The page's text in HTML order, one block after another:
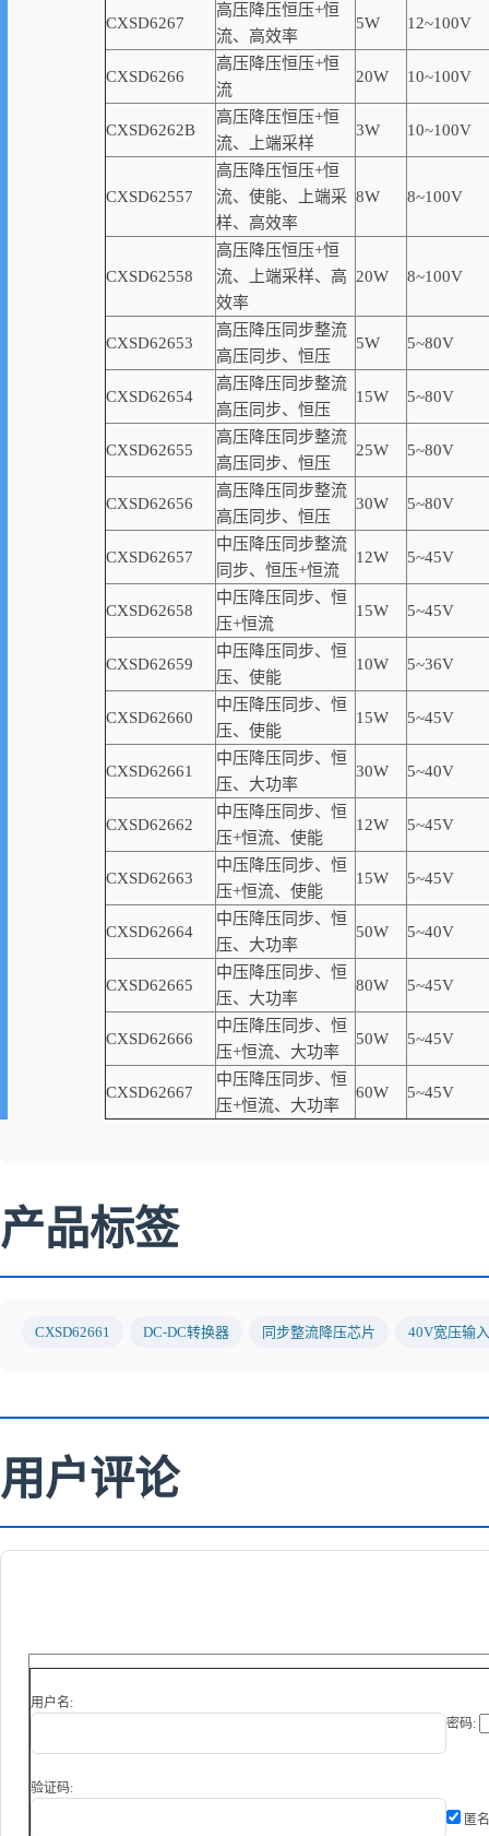
CXSD6267
高压降压恒压+恒
流、高效率
5W 12~100V
CXSD6266
高压降压恒压+恒
流
20W 10~100V
CXSD6262B
高压降压恒压+恒
流、上端采样
3W 10~100V
CXSD62557
高压降压恒压+恒
流、使能、上端采
样、高效率
8W 8~100V
CXSD62558
高压降压恒压+恒
流、上端采样、高
效率
20W 8~100V
CXSD62653
高压降压同步整流
高压同步、恒压
5W 5~80V
CXSD62654
高压降压同步整流
高压同步、恒压
15W 5~80V
CXSD62655
高压降压同步整流
高压同步、恒压
25W 5~80V
CXSD62656
高压降压同步整流
高压同步、恒压
30W 5~80V
CXSD62657
中压降压同步整流
同步、恒压+恒流
12W 5~45V
CXSD62658
中压降压同步、恒
压+恒流
15W 5~45V
CXSD62659
中压降压同步、恒
压、使能
10W 5~36V
CXSD62660
中压降压同步、恒
压、使能
15W 5~45V
CXSD62661
中压降压同步、恒
压、大功率
30W 5~40V
CXSD62662
中压降压同步、恒
压+恒流、使能
12W 5~45V
CXSD62663
中压降压同步、恒
压+恒流、使能
15W 5~45V
CXSD62664
中压降压同步、恒
压、大功率
50W 5~40V
CXSD62665
中压降压同步、恒
压、大功率
80W 5~45V
CXSD62666
中压降压同步、恒
压+恒流、大功率
50W 5~45V
CXSD62667
中压降压同步、恒
压+恒流、大功率
60W 5~45V
产品标签
CXSD62661 DC-DC转换器 同步整流降压芯片 40V宽压输
用户评论
用户名:
密码:
验证码:
匿